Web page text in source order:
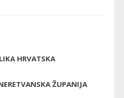
HRVATSKA
ŽUPANIJA